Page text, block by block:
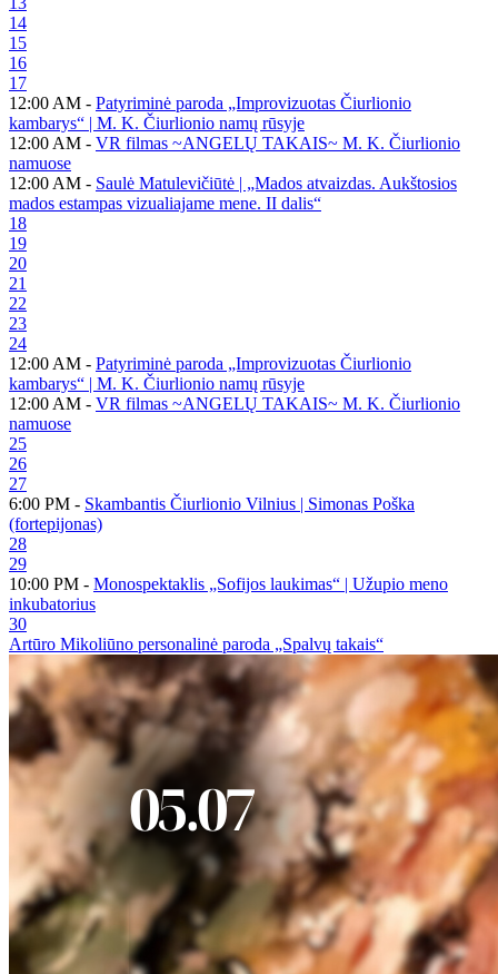
14
15
16
17
12:00 AM - Patyriminė paroda „Improvizuotas Čiurlionio
kambarys“ | M. K. Čiurlionio namų rūsyje
12:00 AM - VR filmas ~ANGELŲ TAKAIS~ M. K. Čiurlionio
namuose
12:00 AM - Saulė Matulevičiūtė | „Mados atvaizdas. Aukštosios
mados estampas vizualiajame mene. II dalis“
18
19
20
21
22
23
24
12:00 AM - Patyriminė paroda „Improvizuotas Čiurlionio
kambarys“ | M. K. Čiurlionio namų rūsyje
12:00 AM - VR filmas ~ANGELŲ TAKAIS~ M. K. Čiurlionio
namuose
25
26
27
6:00 PM - Skambantis Čiurlionio Vilnius | Simonas Poška
(fortepijonas)
28
29
10:00 PM - Monospektaklis „Sofijos laukimas“ | Užupio meno
inkubatorius
30
Artūro Mikoliūno personalinė paroda „Spalvų takais“